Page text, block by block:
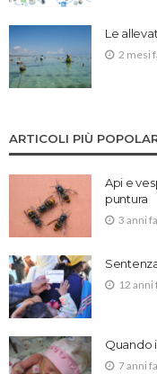
Le
2 mesi
ARTICOLI PIÙ
Api e
puntura
3 anni fa
12 anni
Quando
7 anni fa